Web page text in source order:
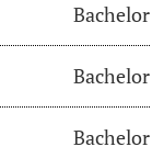
Bachelor
Bachelor
Bachelor